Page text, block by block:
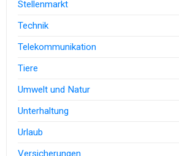
Stellenmarkt
Technik
Telekommunikation
Tiere
Umwelt und Natur
Unterhaltung
Urlaub
Versicherungen